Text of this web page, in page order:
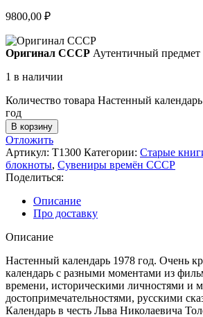
9800,00 ₽
Оригинал СССР Аутентичный предмет
1 в наличии
Количество товара Настенный
год
В корзину
Отложить
Артикул: Т1300 Категории: Старые
блокноты, Сувениры времён СССР
Поделиться:
Описание
Про доставку
Описание
Настенный календарь 1978 год. Очень
календарь с разными моментами из
времени, историческими личностями и
достопримечательностями, русскими
Календарь в честь Льва Николаевича